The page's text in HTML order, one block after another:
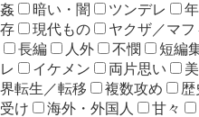
姦
暗い・闇 ツンデレ
存
現代もの ヤクザ／マ
長編
人外 不憫 短編
レ
イケメン 両片思い
界転生／転移
複数攻め 歴
受け
海外・外国人 甘々